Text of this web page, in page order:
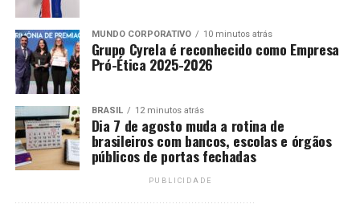
MUNDO CORPORATIVO 10 minutos atrás
Grupo Cyrela é reconhecido como Empresa
Pró-Ética 2025-2026
BRASIL 12 minutos atrás
Dia 7 de agosto muda a rotina de
brasileiros com bancos, escolas e órgãos
públicos de portas fechadas
PUBLICIDADE